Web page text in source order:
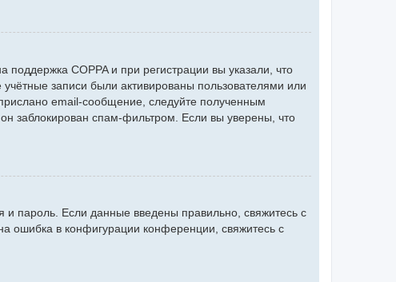
COPPA и при регистрации вы указали, что
записи были активированы пользователями или
email-сообщение, следуйте полученным
заблокирован спам-фильтром. Если вы уверены, что
и пароль. Если данные введены правильно, свяжитесь с
ошибка в конфигурации конференции, свяжитесь с